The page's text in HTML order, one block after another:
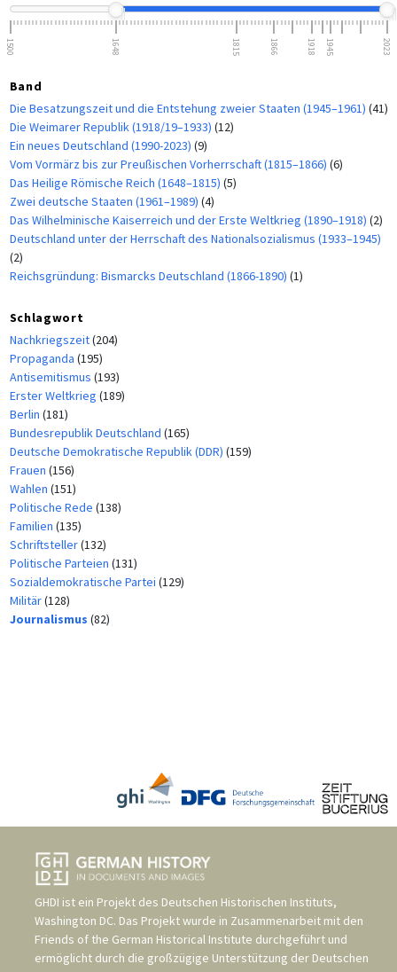
1500 1648 1815 1866 1918 1945 2023
Band
Die Besatzungszeit und die Entstehung zweier Staaten (1945–1961) (41)
Die Weimarer Republik (1918/19–1933) (12)
Ein neues Deutschland (1990-2023) (9)
Vom Vormärz bis zur Preußischen Vorherrschaft (1815–1866) (6)
Das Heilige Römische Reich (1648–1815) (5)
Zwei deutsche Staaten (1961–1989) (4)
Das Wilhelminische Kaiserreich und der Erste Weltkrieg (1890–1918) (2)
Deutschland unter der Herrschaft des Nationalsozialismus (1933–1945)
(2)
Reichsgründung: Bismarcks Deutschland (1866-1890) (1)
Schlagwort
Nachkriegszeit(204)
Propaganda (195)
Antisemitismus (193)
Erster Weltkrieg (189)
Berlin (181)
Bundesrepublik Deutschland (165)
Deutsche Demokratische Republik (DDR) (159)
Frauen (156)
Wahlen (151)
Politische Rede (138)
Familien (135)
Schriftsteller(132)
Politische Parteien (131)
Sozialdemokratische Partei (129)
Militär(128)
Journalismus (82)
GHDI ist ein Projekt des Deutschen Historischen Instituts,
Washington DC. Das Projekt wurde in Zusammenarbeit mit den
Friends of the German Historical Institute durchgeführt und
ermöglicht durch die großzügige Unterstützung der Deutschen